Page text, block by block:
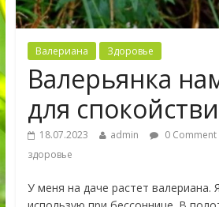
Валериана Здоровье
Валерьянка
для
18.07.2023 admin 0 Comment
здоровье
У меня на даче растет валериана.